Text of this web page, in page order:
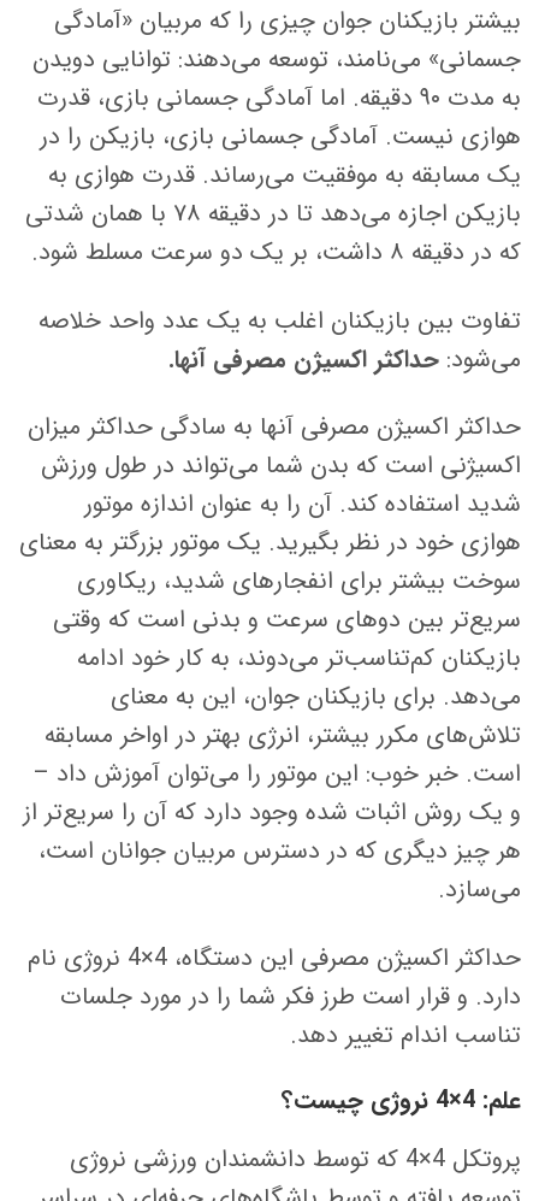
بیشتر بازیکنان جوان چیزی را که مربیان «آمادگی
جسمانی» می‌نامند، توسعه می‌دهند: توانایی دویدن
به مدت ۹۰ دقیقه. اما آمادگی جسمانی بازی، قدرت
هوازی نیست. آمادگی جسمانی بازی، بازیکن را در
یک مسابقه به موفقیت می‌رساند. قدرت هوازی به
بازیکن اجازه می‌دهد تا در دقیقه ۷۸ با همان شدتی
که در دقیقه ۸ داشت، بر یک دو سرعت مسلط شود.
تفاوت بین بازیکنان اغلب به یک عدد واحد خلاصه
می‌شود:حداکثر اکسیژن مصرفی آنها.
حداکثر اکسیژن مصرفی آنها به سادگی حداکثر میزان
اکسیژنی است که بدن شما می‌تواند در طول ورزش
شدید استفاده کند. آن را به عنوان اندازه موتور
هوازی خود در نظر بگیرید. یک موتور بزرگتر به معنای
سوخت بیشتر برای انفجارهای شدید، ریکاوری
سریع‌تر بین دوهای سرعت و بدنی است که وقتی
بازیکنان کم‌تناسب‌تر می‌دوند، به کار خود ادامه
می‌دهد. برای بازیکنان جوان، این به معنای
تلاش‌های مکرر بیشتر، انرژی بهتر در اواخر مسابقه
است. خبر خوب: این موتور را می‌توان آموزش داد –
و یک روش اثبات شده وجود دارد که آن را سریع‌تر از
هر چیز دیگری که در دسترس مربیان جوانان است،
می‌سازد.
حداکثر اکسیژن مصرفی این دستگاه، 4×4 نروژی نام
دارد. و قرار است طرز فکر شما را در مورد جلسات
تناسب اندام تغییر دهد.
علم: 4×4 نروژی چیست؟
پروتکل 4×4 که توسط دانشمندان ورزشی نروژی